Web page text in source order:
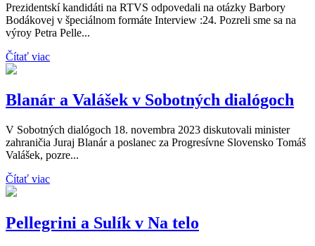
Prezidentskí kandidáti na RTVS odpovedali na otázky Barbory
Bodákovej v špeciálnom formáte Interview :24. Pozreli sme sa na
výroy Petra Pelle...
Čítať viac
Blanár a Valášek v Sobotných dialógoch
V Sobotných dialógoch 18. novembra 2023 diskutovali minister
zahraničia Juraj Blanár a poslanec za Progresívne Slovensko Tomáš
Valášek, pozre...
Čítať viac
Pellegrini a Sulík v Na telo